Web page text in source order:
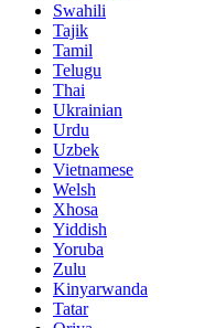
Swahili
Tajik
Tamil
Telugu
Thai
Ukrainian
Urdu
Uzbek
Vietnamese
Welsh
Xhosa
Yiddish
Yoruba
Zulu
Kinyarwanda
Tatar